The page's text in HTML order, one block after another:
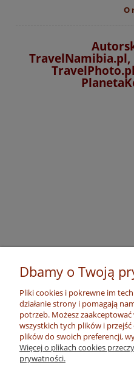
O
Dbamy o Twoją
Pliki cookies i pokrewne im
działanie strony i pomagają
potrzeb. Możesz
wszystkich tych plików i
plików do swoich preferencji,
Więcej o plikach cookies
prywatności.